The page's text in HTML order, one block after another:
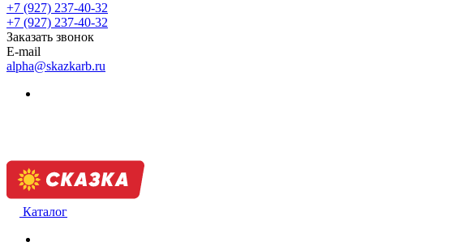
+7 (927) 237-40-32
+7 (927) 237-40-32
Заказать звонок
E-mail
alpha@skazkarb.ru
Каталог